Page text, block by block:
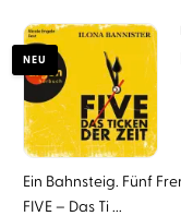
NEU
Ein Bahnsteig. Fünf
FIVE – Das Ti ...